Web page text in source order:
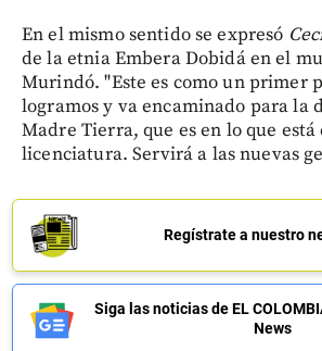
En el mismo sentido se expresó
de la etnia Embera Dobidá en el
Murindó. "Este es como un primer
logramos y va encaminado para la
Madre Tierra, que es en lo que
licenciatura. Servirá a las nuevas
Regístrate a nuestro
Siga las noticias de EL
News